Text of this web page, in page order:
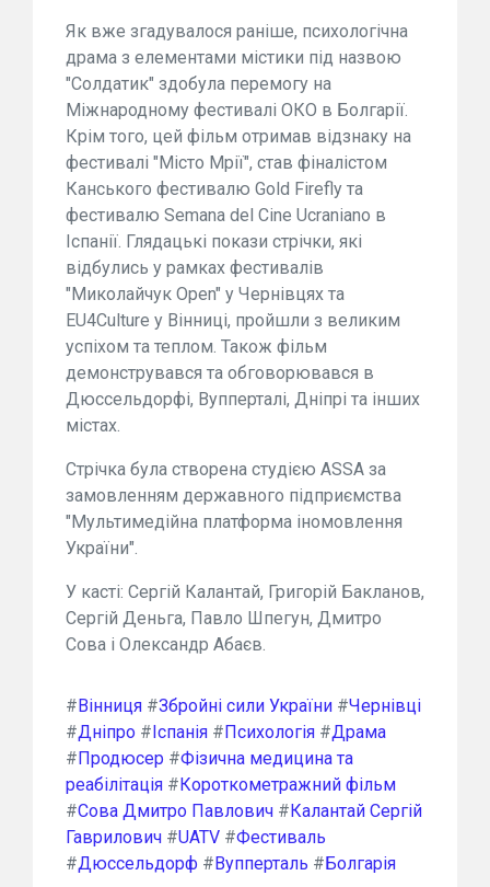
Як вже згадувалося раніше, психологічна
драма з елементами містики під назвою
"Солдатик" здобула перемогу на
Міжнародному фестивалі ОКО в Болгарії.
Крім того, цей фільм отримав відзнаку на
фестивалі "Місто Мрії", став фіналістом
Канського фестивалю Gold Firefly та
фестивалю Semana del Cine Ucraniano в
Іспанії. Глядацькі покази стрічки, які
відбулись у рамках фестивалів
"Миколайчук Open" у Чернівцях та
EU4Culture у Вінниці, пройшли з великим
успіхом та теплом. Також фільм
демонструвався та обговорювався в
Дюссельдорфі, Вупперталі, Дніпрі та інших
містах.
Стрічка була створена студією ASSA за
замовленням державного підприємства
"Мультимедійна платформа іномовлення
України".
У касті: Сергій Калантай, Григорій Бакланов,
Сергій Деньга, Павло Шпегун, Дмитро
Сова і Олександр Абаєв.
# Вінниця #Збройні сили України #Чернівці
#Дніпро # Іспанія # Психологія #Драма
# Продюсер #Фізична медицина та
реабілітація # Короткометражний фільм
#Сова Дмитро Павлович # Калантай Сергій
Гаврилович #UATV #Фестиваль
#Дюссельдорф # Вупперталь # Болгарія